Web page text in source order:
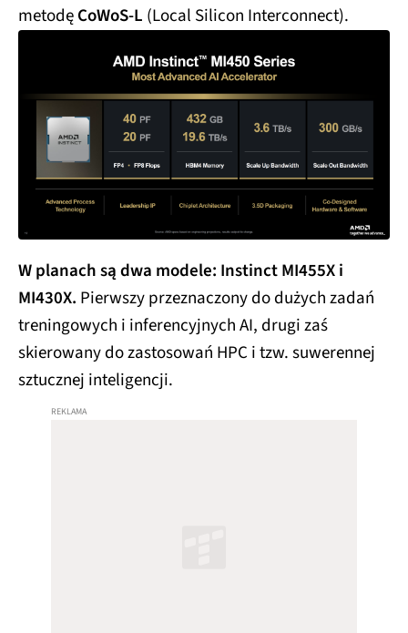
metodęCoWoS-L (Local Silicon Interconnect).
W planach są dwa modele: Instinct MI455X i
MI430X. Pierwszy przeznaczony do dużych zadań
treningowych i inferencyjnych AI, drugi zaś
skierowany do zastosowań HPC i tzw. suwerennej
sztucznej inteligencji.